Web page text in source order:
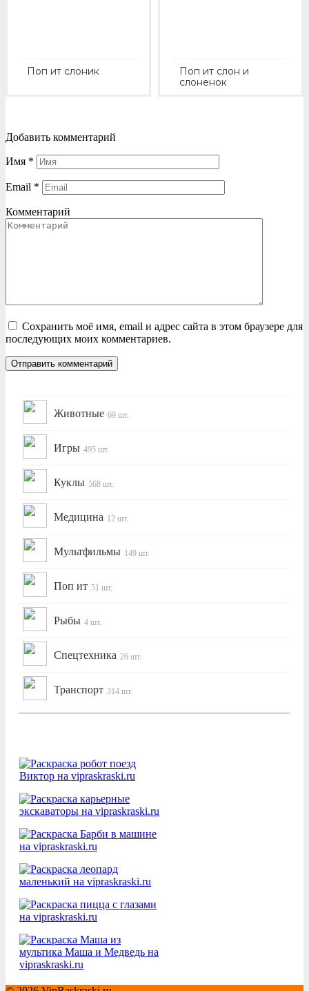
Поп ит слоник
Поп ит слон и
слоненок
Добавить комментарий
Имя *
Email *
Комментарий
Сохранить моё имя, email и адрес сайта в этом браузере для
последующих моих комментариев.
Животные 69 шт.
Игры 495 шт.
Куклы 568 шт.
Медицина 12 шт.
Мультфильмы 149 шт.
Поп ит 51 шт.
Рыбы 4 шт.
Спецтехника 26 шт.
Транспорт 314 шт.